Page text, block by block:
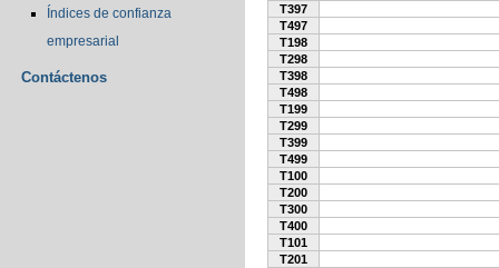
Índices de confianza
empresarial
Contáctenos
T397
T497
T198
T298
T398
T498
T199
T299
T399
T499
T100
T200
T300
T400
T101
T201